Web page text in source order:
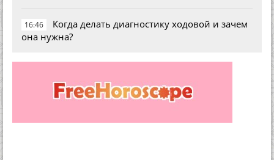
16:46
Когда делать диагностику ходовой и зачем
она нужна?